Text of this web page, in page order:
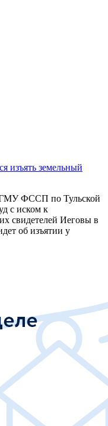
изъять земельный
ГМУ ФССП по Тульской
с иском к
свидетелей Иеговы в
об изъятии у